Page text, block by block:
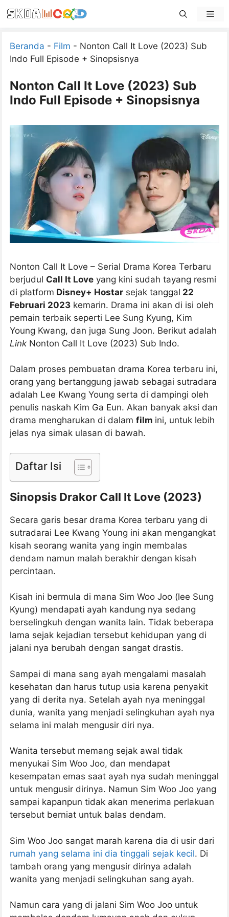
to
Beranda - Film - Nonton Call It Love (2023) Sub
Indo Full Episode + Sinopsisnya
Nonton Call It Love (2023) Sub
Indo Full Episode + Sinopsisnya
Nonton Call It Love – Serial Drama Korea Terbaru
berjudul Call It Love yang kini sudah tayang resmi
di platform Disney+ Hostar sejak tanggal 22
Februari 2023 kemarin. Drama ini akan di isi oleh
pemain terbaik seperti Lee Sung Kyung, Kim
Young Kwang, dan juga Sung Joon. Berikut adalah
Link Nonton Call It Love (2023) Sub Indo.
Dalam proses pembuatan drama Korea terbaru ini,
orang yang bertanggung jawab sebagai sutradara
adalah Lee Kwang Young serta di dampingi oleh
penulis naskah Kim Ga Eun. Akan banyak aksi dan
drama mengharukan di dalam film ini, untuk lebih
jelas nya simak ulasan di bawah.
Daftar Isi
Sinopsis Drakor Call It Love (2023)
Secara garis besar drama Korea terbaru yang di
sutradarai Lee Kwang Young ini akan mengangkat
kisah seorang wanita yang ingin membalas
dendam namun malah berakhir dengan kisah
percintaan.
Kisah ini bermula di mana Sim Woo Joo (lee Sung
Kyung) mendapati ayah kandung nya sedang
berselingkuh dengan wanita lain. Tidak beberapa
lama sejak kejadian tersebut kehidupan yang di
jalani nya berubah dengan sangat drastis.
Sampai di mana sang ayah mengalami masalah
kesehatan dan harus tutup usia karena penyakit
yang di derita nya. Setelah ayah nya meninggal
dunia, wanita yang menjadi selingkuhan ayah nya
selama ini malah mengusir diri nya.
Wanita tersebut memang sejak awal tidak
menyukai Sim Woo Joo, dan mendapat
kesempatan emas saat ayah nya sudah meninggal
untuk mengusir dirinya. Namun Sim Woo Joo yang
sampai kapanpun tidak akan menerima perlakuan
tersebut berniat untuk balas dendam.
Sim Woo Joo sangat marah karena dia di usir dari
rumah yang selama ini dia tinggali sejak kecil. Di
tambah orang yang mengusir dirinya adalah
wanita yang menjadi selingkuhan sang ayah.
Namun cara yang di jalani Sim Woo Joo untuk